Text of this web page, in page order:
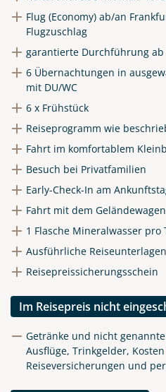
Flug (Economy) ab/an
Flugzuschlag
garantierte Durchführung ab
6 Übernachtungen in
mit DU/WC
6 x Frühstück
Reiseprogramm wie
Fahrt im komfortablem
Besuch bei Privatfamilien
Early-Check-In am
Fahrt mit dem
1 Flasche Mineralwasser pro
Ausführliche Reiseunterlagen
Reisepreissicherungsschein
Im Reisepreis nicht
Getränke und nicht
Ausflüge, Trinkgelder,
Reiseversicherungen und